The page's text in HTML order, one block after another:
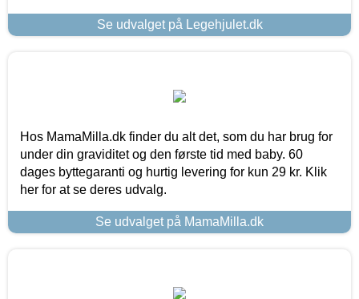
Se udvalget på Legehjulet.dk
Hos MamaMilla.dk finder du alt det, som du har brug for
under din graviditet og den første tid med baby. 60
dages byttegaranti og hurtig levering for kun 29 kr. Klik
her for at se deres udvalg.
Se udvalget på MamaMilla.dk